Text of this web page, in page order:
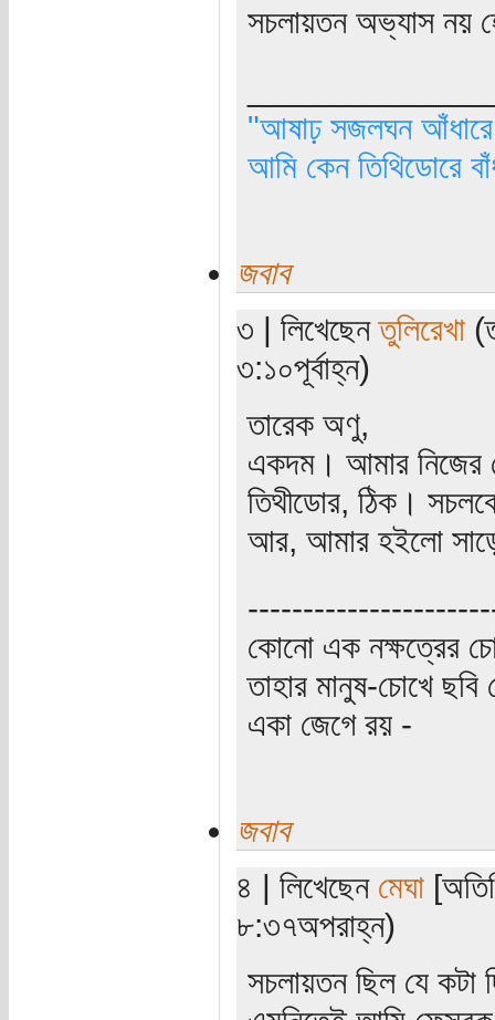
সচলায়তন অভ্যাস নয়
"আষাঢ় সজলঘন আঁধারে,
আমি কেন তিথিডোরে
জবাব
৩ | লিখেছেনতুলিরেখা
৩:১০পূর্বাহ্ন)
তারেক অণু,
একদম। আমার নিজের
তিথীডোর, ঠিক।
আর, আমার হইলো
কোনো এক নক্ষত্রের
তাহার মানুষ-চোখে ছবি
একা জেগে রয় -
জবাব
৪ | লিখেছেন মেঘা
৮:৩৭অপরাহ্ন)
সচলায়তন ছিল যে কটা